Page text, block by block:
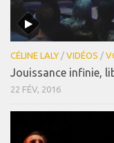
CÉLINE LALY / VIDÉOS /
Jouissance infinie,
22 FÉV, 2016